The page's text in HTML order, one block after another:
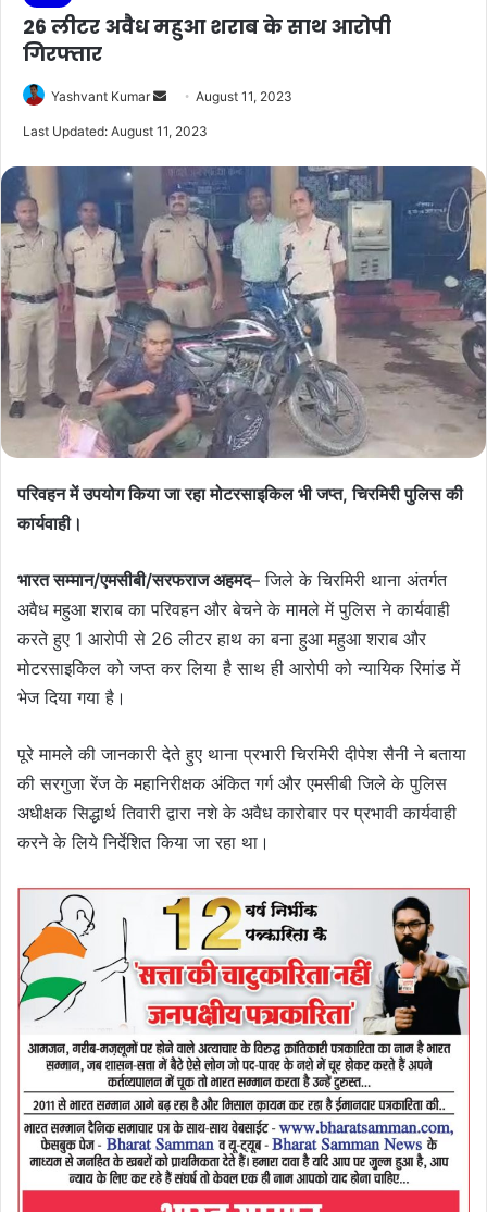
26 लीटर अवैध महुआ शराब के साथ आरोपी
गिरफ्तार
Yashvant Kumar
Send August 11, 2023
Last Updated: August 11, 2023
परिवहन में उपयोग किया जा रहा मोटरसाइकिल भी जप्त, चिरमिरी पुलिस की
कार्यवाही।
भारत सम्मान/एमसीबी/सरफराज अहमद– जिले के चिरमिरी थाना अंतर्गत
अवैध महुआ शराब का परिवहन और बेचने के मामले में पुलिस ने कार्यवाही
करते हुए 1 आरोपी से 26 लीटर हाथ का बना हुआ महुआ शराब और
मोटरसाइकिल को जप्त कर लिया है साथ ही आरोपी को न्यायिक रिमांड में
भेज दिया गया है।
पूरे मामले की जानकारी देते हुए थाना प्रभारी चिरमिरी दीपेश सैनी ने बताया
की सरगुजा रेंज के महानिरीक्षक अंकित गर्ग और एमसीबी जिले के पुलिस
अधीक्षक सिद्धार्थ तिवारी द्वारा नशे के अवैध कारोबार पर प्रभावी कार्यवाही
करने के लिये निर्देशित किया जा रहा था।